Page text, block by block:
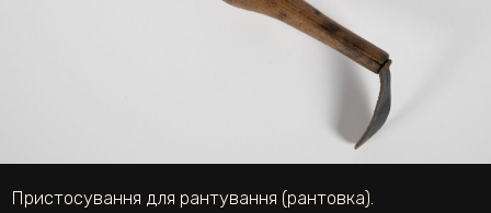
Пристосування для рантування (рантовка).